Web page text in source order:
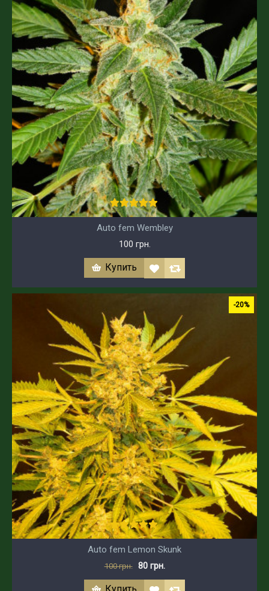
Auto fem Wembley
100 грн.
Купить
-20%
Auto fem Lemon Skunk
100 грн. 80 грн.